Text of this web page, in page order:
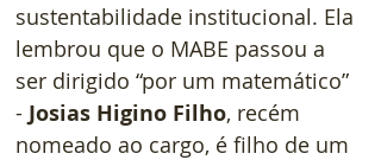
sustentabilidade institucional. Ela
lembrou que o MABE passou a
ser dirigido “por um matemático”
- Josias Higino Filho, recém
nomeado ao cargo, é filho de um